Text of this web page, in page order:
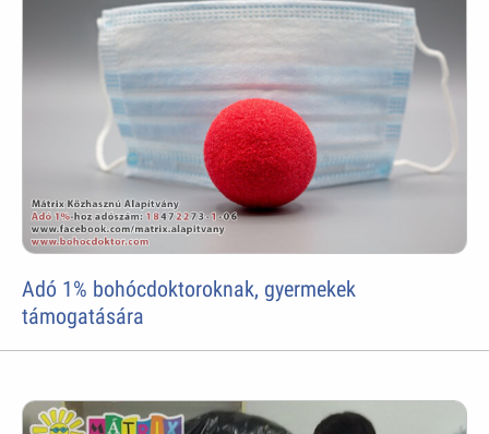
Adó 1% bohócdoktoroknak, gyermekek
támogatására